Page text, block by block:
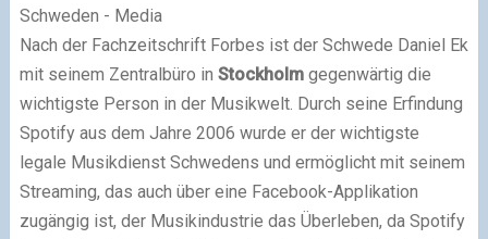
Schweden - Media
Nach der Fachzeitschrift Forbes ist der Schwede Daniel Ek
mit seinem Zentralbüro in Stockholmgegenwärtig die
wichtigste Person in der Musikwelt. Durch seine Erfindung
Spotify aus dem Jahre 2006 wurde er der wichtigste
legale Musikdienst Schwedens und ermöglicht mit seinem
Streaming, das auch über eine Facebook-Applikation
zugängig ist, der Musikindustrie das Überleben, da Spotify